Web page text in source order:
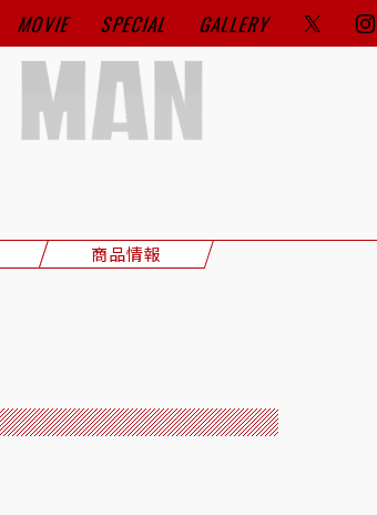
MOVIE SPECIAL GALLERY
商品情報